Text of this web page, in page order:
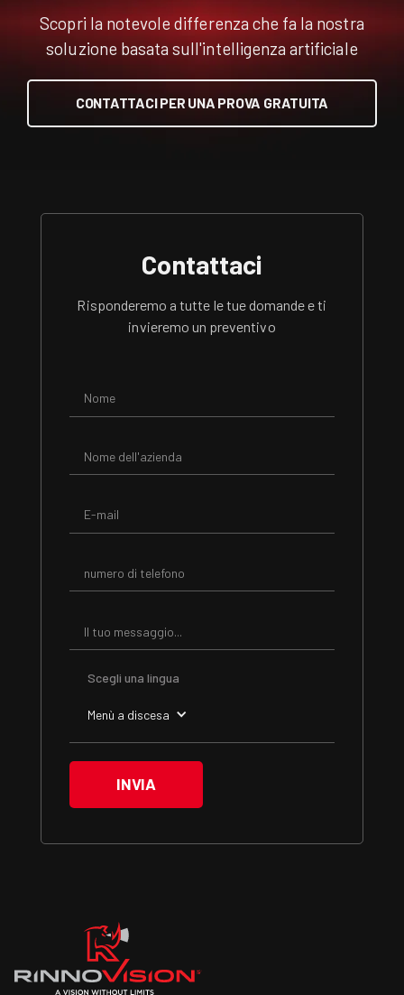
Scopri la notevole differenza che fa la nostra
soluzione basata sull'intelligenza artificiale
CONTATTACI PER UNA PROVA GRATUITA
Contattaci
Risponderemo a tutte le tue domande e ti
invieremo un preventivo
Scegli una lingua
Menù a discesa